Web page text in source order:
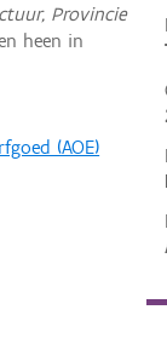
Provincie
heen in
(AOE)